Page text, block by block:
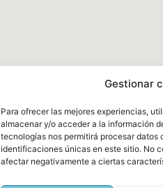
Gestionar
Para ofrecer las mejores experiencias,
almacenar y/o acceder a la información
tecnologías nos permitirá procesar
identificaciones únicas en este sitio. No
afectar negativamente a ciertas